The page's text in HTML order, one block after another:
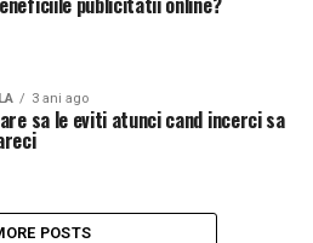
3 ani ago
sa le eviti atunci cand incerci sa
POSTS